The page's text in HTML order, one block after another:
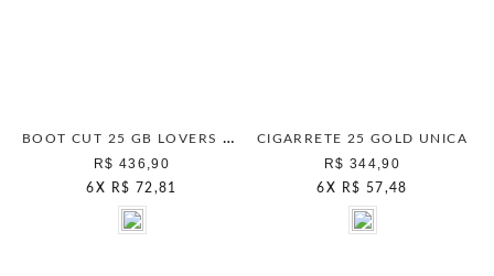
BOOT CUT 25 GB LOVERS MARINHO
R$ 436,90
6 X R$ 72,81
CIGARRETE 25 GOLD UNICA
R$ 344,90
6 X R$ 57,48